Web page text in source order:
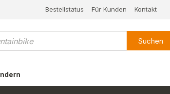
Bestellstatus Für Kunden Kontakt
Suchen